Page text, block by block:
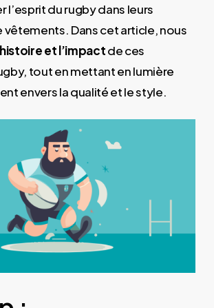
l’esprit du rugby dans leurs
Dans cet article, nous
et l’impactde ces
tout en mettant en lumière
envers la qualité et le style.